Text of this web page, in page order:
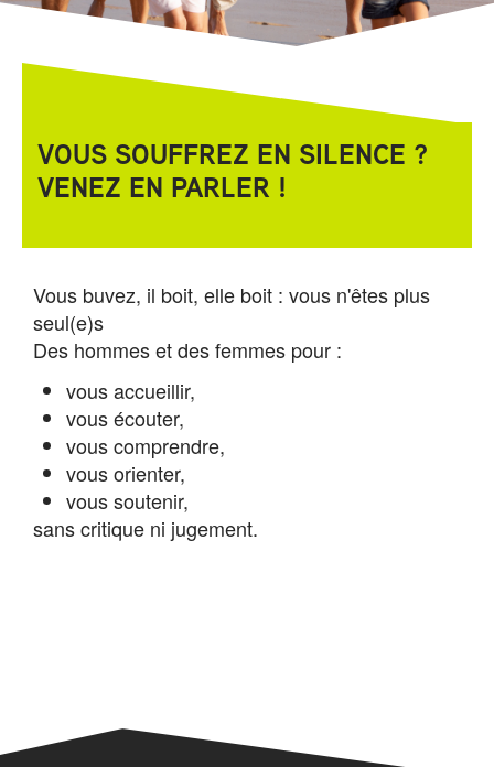
VOUS SOUFFREZ EN SILENCE ?
VENEZ EN PARLER !
Vous buvez, il boit, elle boit : vous n'êtes plus
seul(e)s
Des hommes et des femmes pour :
vous accueillir,
vous écouter,
vous comprendre,
vous orienter,
vous soutenir,
sans critique ni jugement.